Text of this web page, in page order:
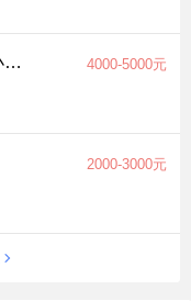
九龙坡区陈家坪轻轨站旁印江州招小区保安 4000-5000元
2000-3000元